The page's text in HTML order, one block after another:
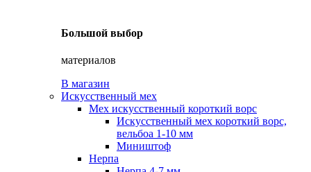
Большой выбор
материалов
В магазин
Искусственный мех
Мех искусственный короткий ворс
Искусственный мех короткий ворс,
вельбоа 1-10 мм
Миништоф
Нерпа